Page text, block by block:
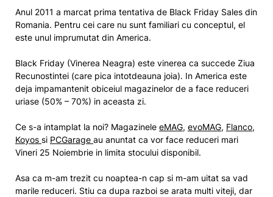
Anul 2011 a marcat prima tentativa de Black Friday Sales din
Romania. Pentru cei care nu sunt familiari cu conceptul, el
este unul imprumutat din America.
Black Friday (Vinerea Neagra) este vinerea ca succede Ziua
Recunostintei (care pica intotdeauna joia). In America este
deja impamantenit obiceiul magazinelor de a face reduceri
uriase (50% – 70%) in aceasta zi.
Ce s-a intamplat la noi? Magazinele eMAG, evoMAG, Flanco,
Koyos si PCGarage au anuntat ca vor face reduceri mari
Vineri 25 Noiembrie in limita stocului disponibil.
Asa ca m-am trezit cu noaptea-n cap si m-am uitat sa vad
marile reduceri. Stiu ca dupa razboi se arata multi viteji, dar